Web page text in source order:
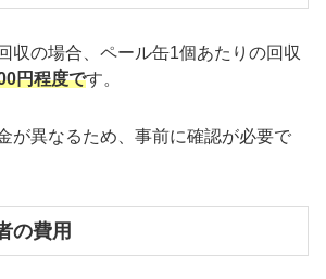
収の場合、ペール缶1個あたりの回収
円程度です。
が異なるため、事前に確認が必要で
の費用